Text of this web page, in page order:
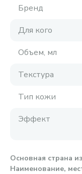
Бренд
Для кого
Объем, мл
Текстура
Тип кожи
Эффект
Основная страна
Наименование,